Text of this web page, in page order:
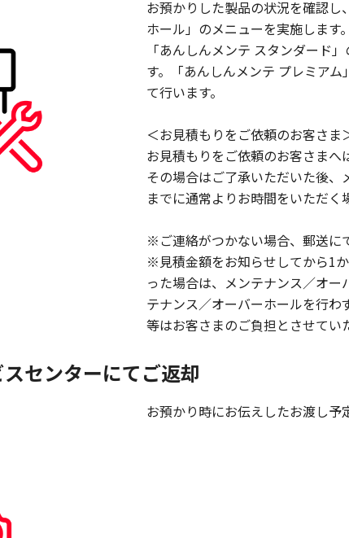
お預かりした製品の状況を確認
ホール」のメニューを実施します。
「あんしんメンテ スタンダード
す。「あんしんメンテ プレミア
て行います。
＜お見積もりをご依頼のお客さま
お見積もりをご依頼のお客さまへ
その場合はご了承いただいた後
までに通常よりお時間をいただく
※ご連絡がつかない場合、郵送に
※見積金額をお知らせしてから1
った場合は、メンテナンス／オ
テナンス／オーバーホールを行
等はお客さまのご負担とさせてい
センターにてご返却
お預かり時にお伝えしたお渡し予